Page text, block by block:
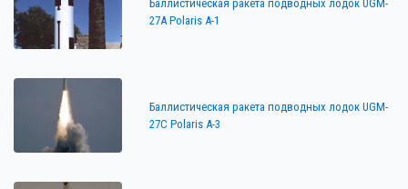
Баллистическая ракета подводных лодок UGM-
27A Polaris A-1
Баллистическая ракета подводных лодок UGM-
27C Polaris A-3